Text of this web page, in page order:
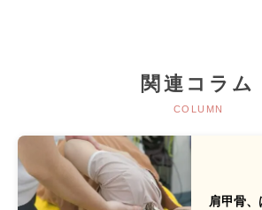
関連コラム
COLUMN
肩甲骨、